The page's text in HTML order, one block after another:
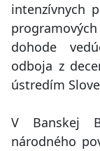
intenzívnych
dohode
odboja z
ústredím
V Banskej
národného